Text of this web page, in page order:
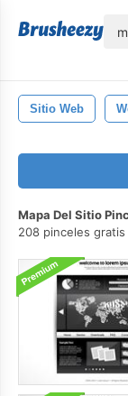
Sitio Web
Mapa Del Sitio
208 pinceles